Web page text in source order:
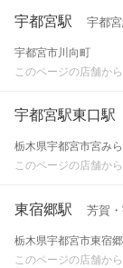
宇都宮駅 宇都
宇都宮市川向町
このページの店舗か
宇都宮駅東口駅
栃木県宇都宮市宮み
このページの店舗か
東宿郷駅 芳賀
栃木県宇都宮市東宿郷
このページの店舗か